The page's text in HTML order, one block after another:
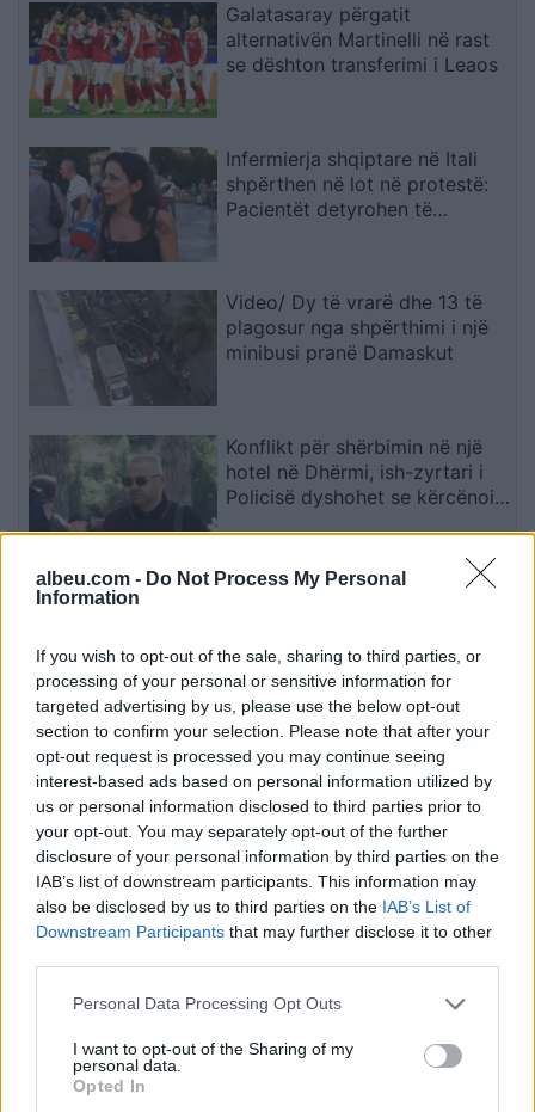
albeu.com - Do Not Process My Personal
Information
If you wish to opt-out of the sale, sharing to third parties, or
processing of your personal or sensitive information for
targeted advertising by us, please use the below opt-out
section to confirm your selection. Please note that after your
opt-out request is processed you may continue seeing
interest-based ads based on personal information utilized by
us or personal information disclosed to third parties prior to
your opt-out. You may separately opt-out of the further
disclosure of your personal information by third parties on the
IAB’s list of downstream participants. This information may
also be disclosed by us to third parties on the IAB’s List of
Downstream Participants that may further disclose it to other
Personal Data Processing Opt Outs
I want to opt-out of the Sharing of my
personal data.
Opted In
Galatasaray përgatit
alternativën Martinelli në rast
se dështon transferimi i Leaos
Infermierja shqiptare në Itali
shpërthen në lot në protestë:
Pacientët detyrohen të
Video/ Dy të vrarë dhe 13 të
plagosur nga shpërthimi i një
minibusi pranë Damaskut
Konflikt për shërbimin në një
hotel në Dhërmi, ish-zyrtari i
Policisë dyshohet se kërcënoi
Osman Stafa thirrje qytetarëve
ardhur koha e brezit të ri
Don Xhoni i kthehet ashpër një
personi në publik, çfarë ndodhi
me reperin?